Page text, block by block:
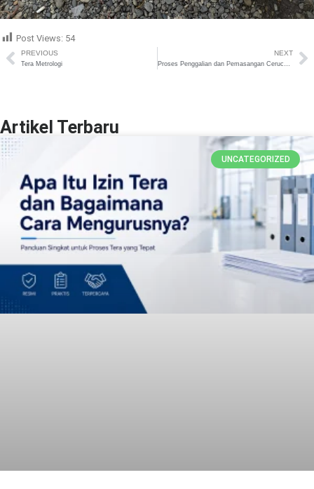
Post Views: 54
PREVIOUS
Tera Metrologi
NEXT
Artikel Terbaru
UNCATEGORIZED